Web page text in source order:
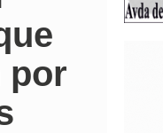
por